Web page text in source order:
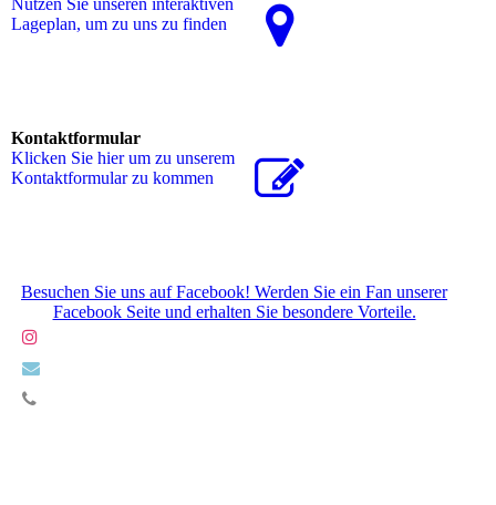
Nutzen Sie unseren interaktiven
La­ge­plan, um zu uns zu finden
Kontaktformular
Klicken Sie hier um zu unserem
Kon­takt­for­mu­lar zu kommen
Besuchen Sie uns auf Facebook! Werden Sie ein Fan unserer
Facebook Seite und erhalten Sie besondere Vorteile.